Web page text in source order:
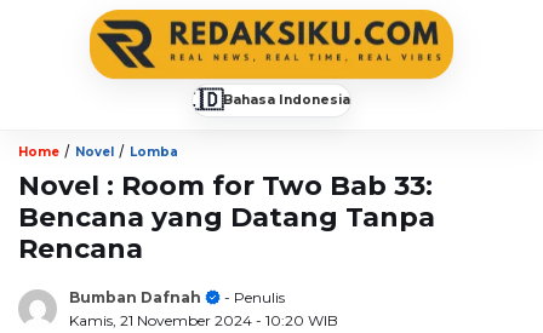
🇮🇩Bahasa Indonesia
Home / Novel / Lomba
Novel : Room for Two Bab 33:
Bencana yang Datang Tanpa
Rencana
Bumban Dafnah
- Penulis
Kamis, 21 November 2024 - 10:20 WIB